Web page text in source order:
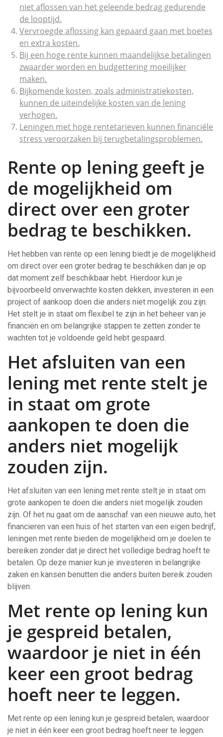
niet aflossen van het geleende bedrag gedurende
de looptijd.
Vervroegde aflossing kan gepaard gaan met boetes
en extra kosten.
Bij een hoge rente kunnen maandelijkse betalingen
zwaarder worden en budgettering moeilijker
maken.
Bijkomende kosten, zoals administratiekosten,
kunnen de uiteindelijke kosten van de lening
verhogen.
Leningen met hoge rentetarieven kunnen financiële
stress veroorzaken bij terugbetalingsproblemen.
Rente op lening geeft je
de mogelijkheid om
direct over een groter
bedrag te beschikken.
Het hebben van rente op een lening biedt je de mogelijkheid
om direct over een groter bedrag te beschikken dan je op
dat moment zelf beschikbaar hebt. Hierdoor kun je
bijvoorbeeld onverwachte kosten dekken, investeren in een
project of aankoop doen die anders niet mogelijk zou zijn.
Het stelt je in staat om flexibel te zijn in het beheer van je
financiën en om belangrijke stappen te zetten zonder te
wachten tot je voldoende geld hebt gespaard.
Het afsluiten van een
lening met rente stelt je
in staat om grote
aankopen te doen die
anders niet mogelijk
zouden zijn.
Het afsluiten van een lening met rente stelt je in staat om
grote aankopen te doen die anders niet mogelijk zouden
zijn. Of het nu gaat om de aanschaf van een nieuwe auto, het
financieren van een huis of het starten van een eigen bedrijf,
leningen met rente bieden de mogelijkheid om je doelen te
bereiken zonder dat je direct het volledige bedrag hoeft te
betalen. Op deze manier kun je investeren in belangrijke
zaken en kansen benutten die anders buiten bereik zouden
blijven.
Met rente op lening kun
je gespreid betalen,
waardoor je niet in één
keer een groot bedrag
hoeft neer te leggen.
Met rente op een lening kun je gespreid betalen, waardoor
je niet in één keer een groot bedrag hoeft neer te leggen.